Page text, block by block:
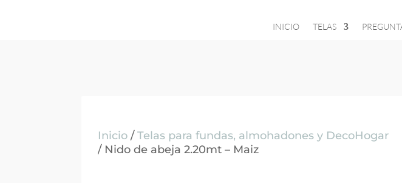
INICIO TELAS
Inicio /Telas para fundas, almohadones y DecoHogar
/ Nido de abeja 2.20mt – Maiz